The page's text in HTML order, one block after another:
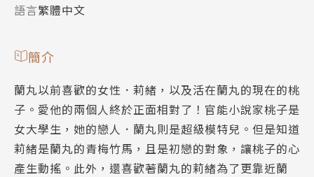
語言繁體中文
簡介
蘭丸以前喜歡的女性．莉緒，以及活在蘭丸的現在的桃
子。愛他的兩個人終於正面相對了！官能小說家桃子是
女大學生，她的戀人．蘭丸則是超級模特兒。但是知道
莉緒是蘭丸的青梅竹馬，且是初戀的對象，讓桃子的心
產生動搖。此外，還喜歡著蘭丸的莉緒為了更靠近蘭